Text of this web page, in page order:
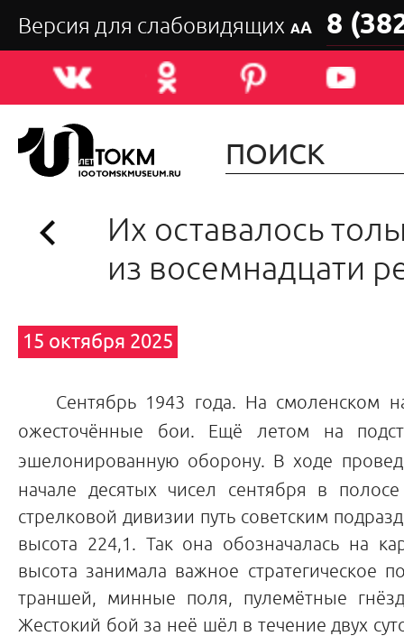
Версия для слабовидящих АА 8
Их оставалось
из восемнадцати
15 октября 2025
Сентябрь 1943 года. На смоленском
ожесточённые бои. Ещё летом на
эшелонированную оборону. В ходе
начале десятых чисел сентября в
стрелковой дивизии путь советским
высота 224,1. Так она обозначалась на
высота занимала важное
траншей, минные поля, пулемётные
Жестокий бой за неё шёл в течение двух